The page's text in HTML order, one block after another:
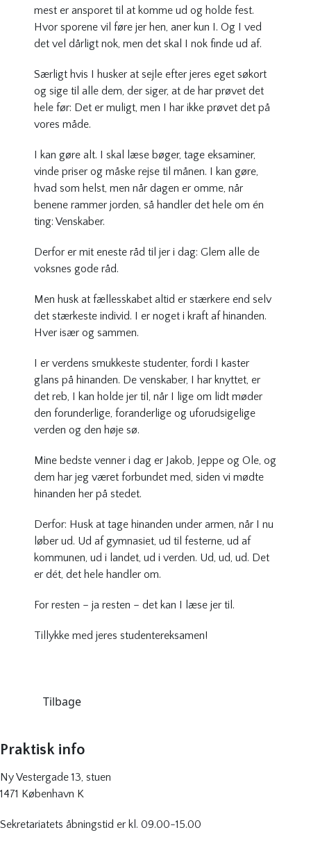
mest er ansporet til at komme ud og holde fest.
Hvor sporene vil føre jer hen, aner kun I. Og I ved
det vel dårligt nok, men det skal I nok finde ud af.
Særligt hvis I husker at sejle efter jeres eget søkort
og sige til alle dem, der siger, at de har prøvet det
hele før: Det er muligt, men I har ikke prøvet det på
vores måde.
I kan gøre alt. I skal læse bøger, tage eksaminer,
vinde priser og måske rejse til månen. I kan gøre,
hvad som helst, men når dagen er omme, når
benene rammer jorden, så handler det hele om én
ting: Venskaber.
Derfor er mit eneste råd til jer i dag: Glem alle de
voksnes gode råd.
Men husk at fællesskabet altid er stærkere end selv
det stærkeste individ. I er noget i kraft af hinanden.
Hver især og sammen.
I er verdens smukkeste studenter, fordi I kaster
glans på hinanden. De venskaber, I har knyttet, er
det reb, I kan holde jer til, når I lige om lidt møder
den forunderlige, foranderlige og uforudsigelige
verden og den høje sø.
Mine bedste venner i dag er Jakob, Jeppe og Ole, og
dem har jeg været forbundet med, siden vi mødte
hinanden her på stedet.
Derfor: Husk at tage hinanden under armen, når I nu
løber ud. Ud af gymnasiet, ud til festerne, ud af
kommunen, ud i landet, ud i verden. Ud, ud, ud. Det
er dét, det hele handler om.
For resten – ja resten – det kan I læse jer til.
Tillykke med jeres studentereksamen!
Tilbage
Praktisk info
Ny Vestergade 13, stuen
1471 København K
Sekretariatets åbningstid er kl. 09.00-15.00